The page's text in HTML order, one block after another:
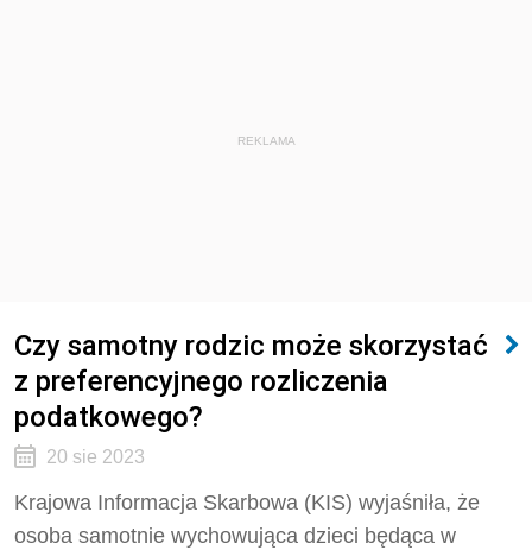
REKLAMA
Czy samotny rodzic może skorzystać
z preferencyjnego rozliczenia
podatkowego?
20 sie 2023
Krajowa Informacja Skarbowa (KIS) wyjaśniła, że
osoba samotnie wychowująca dzieci będąca w